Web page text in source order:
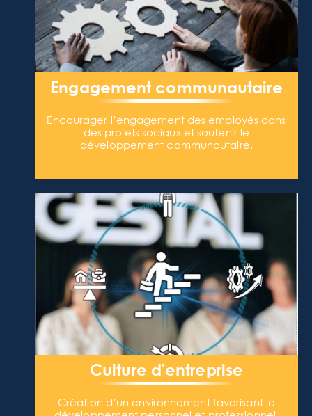
Engagement communautaire
Encourager l’engagement des employés dans
des projets sociaux et soutenir le
développement communautaire.
Culture d'entreprise
Création d’un environnement favorisant le